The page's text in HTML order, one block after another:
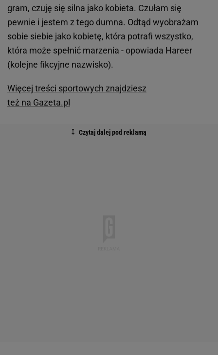
gram, czuję się silna jako kobieta. Czułam się
pewnie i jestem z tego dumna. Odtąd wyobrażam
sobie siebie jako kobietę, która potrafi wszystko,
która może spełnić marzenia - opowiada Hareer
(kolejne fikcyjne nazwisko).
Więcej treści sportowych znajdziesz
też na Gazeta.pl